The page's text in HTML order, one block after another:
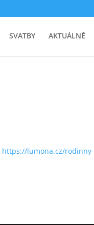
SVATBY AKTUÁLNĚ
https://lumona.cz/rodinny-